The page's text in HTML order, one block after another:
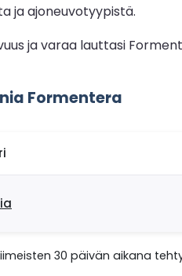
ja ajoneuvotyypistä.
ja varaa lauttasi
Formentera
30 päivän aikana